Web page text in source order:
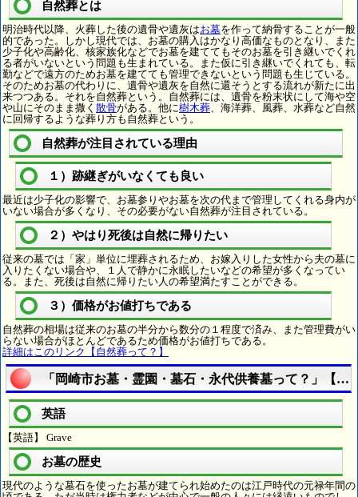
自然葬とは
明治時代以降、火葬した後の遺骨や遺灰はお墓を作って納骨することが一般
的であった。しかし現代では、お墓の購入はかなり高価なものとなり、また
少子化や高齢化、核家族化などでお墓を建ててもそのお墓を引き継いでくれ
る者がいないという問題も生まれている。また仮に引き継いでくれても、転
勤などで遠方のためお墓を建てても管理できないという問題も生じている。
そのためお墓の代わりに、遺骨や遺灰を自然に還そうとする流れが新たに出
来つつある。それを自然葬という。自然葬には、遺骨を粉末状にして海や空
や山にそのまま撒く 散骨がある。他に樹木葬、海洋葬、風葬、水葬など自然
に回帰するような葬り方も自然葬という。
自然葬が注目されている理由
１）跡継ぎがいなくても良い
最近は少子化の影響で、お墓参りやお墓を次の代まで管理してくれる身内が
いない場合が多くなり、その必要がない自然葬が注目されている。
２）やはり死後は自然に帰りたい
従来の墓では「家」単位に埋葬されるため、お嫁入りした女性から夫の墓に
入りたくない場合や、１人で静かに永眠したいなどの希望が多くなってい
る。また、死後は自然に帰りたい人の希望満たすことができる。
３）価格がお値打ちである
自然葬の相場は従来のお墓の半分から数分の１程度で済み、また管理費がい
らない場合がほとんどであるため価格がお値打ちである。
詳細はこのリンク【自然葬って？】
「岡崎市お墓・霊園・墓石・永代供養墓って？」【宗
英語
【英語】 Grave
お墓の歴史
現代のような墓石を使ったお墓が建てられ始めたのは江戸時代の元禄年間の